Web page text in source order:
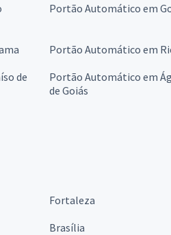
Portão Automático em
Portão Automático em
de
Portão Automático em
de Goiás
Fortaleza
Brasília